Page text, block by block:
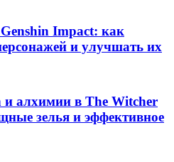
Impact: как
и улучшать их
и алхимии в The Witcher
зелья и эффективное